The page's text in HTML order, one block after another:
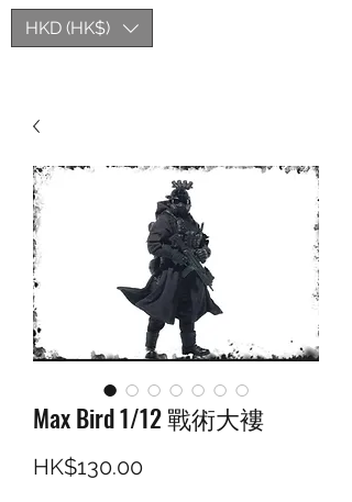
HKD (HK$)
Max Bird 1/12 戰術大褸
HK$130.00價格